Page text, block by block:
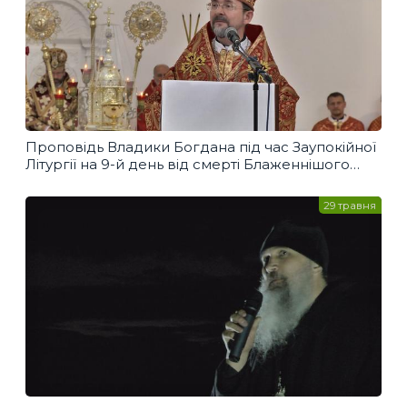
Проповідь Владики Богдана під час Заупокійної
Літургії на 9-й день від смерті Блаженнішого
29 травня